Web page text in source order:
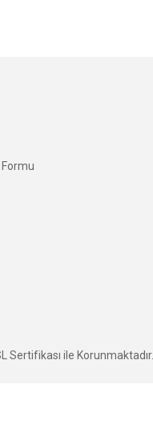
Sertifikası ile Korunmaktadır.